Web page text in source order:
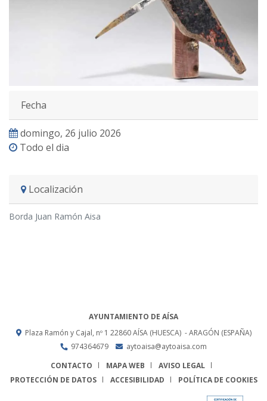
Fecha
domingo, 26 julio 2026
Todo el dia
Localización
Borda Juan Ramón Aisa
AYUNTAMIENTO DE AÍSA
Plaza Ramón y Cajal, nº 1 22860 AÍSA (HUESCA) - ARAGÓN (ESPAÑA)
974364679
aytoaisa@aytoaisa.com
CONTACTO
MAPA WEB
AVISO LEGAL
PROTECCIÓN DE DATOS
ACCESIBILIDAD POLÍTICA DE COOKIES